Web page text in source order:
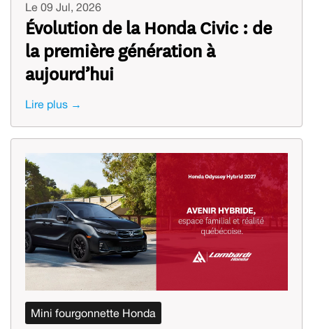
Le 09 Jul, 2026
Évolution de la Honda Civic : de
la première génération à
aujourd’hui
Lire plus →
Mini fourgonnette Honda